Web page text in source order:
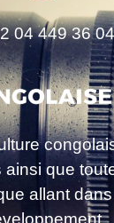
04 449 36 04
ainsi que
allant